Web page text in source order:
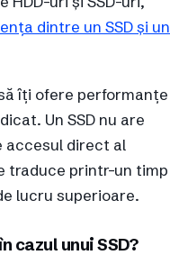
dintre un SSD și un
îți ofere performanțe
Un SSD nu are
accesul direct al
traduce printr-un timp
lucru superioare.
cazul unui SSD?